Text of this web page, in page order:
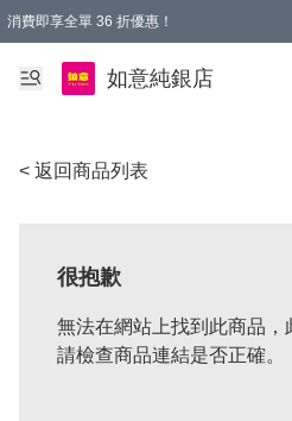
消費即享全單 36 折優惠！
購物满$50，全國包郵。Free shopping on
如意純銀店
< 返回商品列表
很抱歉
無法在網站上找到此商品，
請檢查商品連結是否正確。